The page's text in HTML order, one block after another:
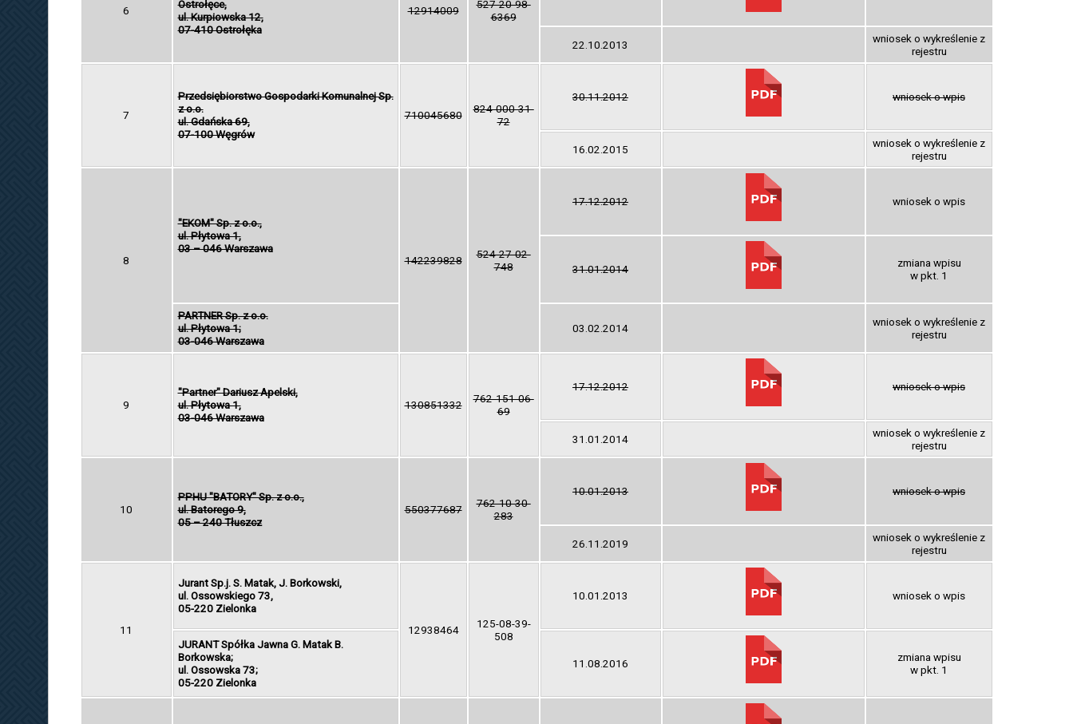
6
Ostrołęce,
ul. Kurpiowska 12,
07-410 Ostrołęka
12914009
527-20-98-
6369
22.10.2013
wniosek o wykreślenie z
rejestru
7
Przedsiębiorstwo Gospodarki Komunalnej Sp.
z o.o.
ul. Gdańska 69,
07-100 Węgrów
710045680
824-000-31-
72
30.11.2012 wniosek o wpis
16.02.2015
wniosek o wykreślenie z
rejestru
8
"EKOM" Sp. z o.o.,
ul. Płytowa 1,
03 – 046 Warszawa
142239828
524-27-02-
748
17.12.2012 wniosek o wpis
31.01.2014
zmiana wpisu
w pkt. 1
PARTNER Sp. z o.o.
ul. Płytowa 1;
03-046 Warszawa
03.02.2014
wniosek o wykreślenie z
rejestru
9
"Partner" Dariusz Apelski,
ul. Płytowa 1,
03-046 Warszawa
130851332
762-151-06-
69
17.12.2012 wniosek o wpis
31.01.2014
wniosek o wykreślenie z
rejestru
10
PPHU "BATORY" Sp. z o.o.,
ul. Batorego 9,
05 – 240 Tłuszcz
550377687
762-10-30-
283
10.01.2013 wniosek o wpis
26.11.2019
wniosek o wykreślenie z
rejestru
11
Jurant Sp.j. S. Matak, J. Borkowski,
ul. Ossowskiego 73,
05-220 Zielonka
12938464
125-08-39-
508
10.01.2013 wniosek o wpis
JURANT Spółka Jawna G. Matak B.
Borkowska;
ul. Ossowska 73;
05-220 Zielonka
11.08.2016
zmiana wpisu
w pkt. 1